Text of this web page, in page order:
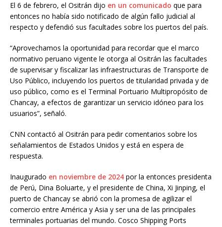
El 6 de febrero, el Ositrán dijo en un comunicado que para
entonces no había sido notificado de algún fallo judicial al
respecto y defendió sus facultades sobre los puertos del país.
“Aprovechamos la oportunidad para recordar que el marco
normativo peruano vigente le otorga al Ositrán las facultades
de supervisar y fiscalizar las infraestructuras de Transporte de
Uso Público, incluyendo los puertos de titularidad privada y de
uso público, como es el Terminal Portuario Multipropósito de
Chancay, a efectos de garantizar un servicio idóneo para los
usuarios”, señaló.
CNN contactó al Ositrán para pedir comentarios sobre los
señalamientos de Estados Unidos y está en espera de
respuesta.
Inaugurado en noviembre de 2024 por la entonces presidenta
de Perú, Dina Boluarte, y el presidente de China, Xi Jinping, el
puerto de Chancay se abrió con la promesa de agilizar el
comercio entre América y Asia y ser una de las principales
terminales portuarias del mundo. Cosco Shipping Ports